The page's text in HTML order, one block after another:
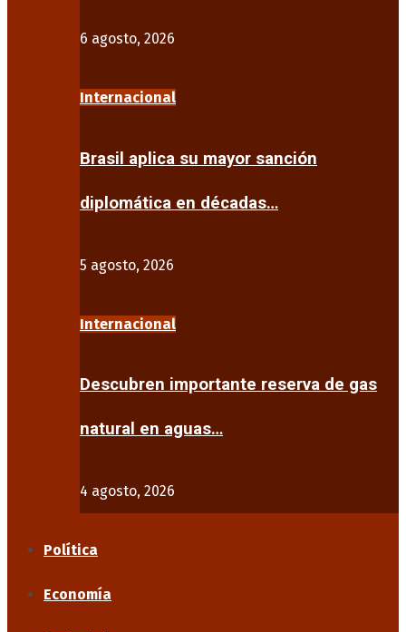
6 agosto, 2026
Internacional
Brasil aplica su mayor sanción
diplomática en décadas…
5 agosto, 2026
Internacional
Descubren importante reserva de gas
natural en aguas…
4 agosto, 2026
Política
Economía